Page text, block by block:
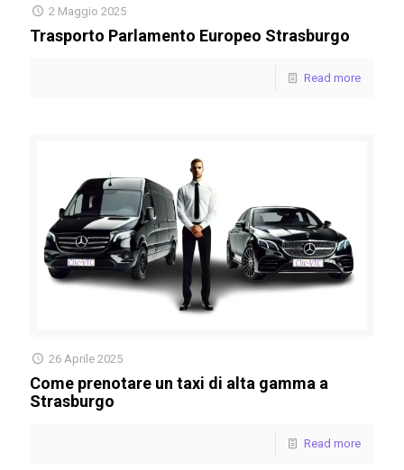
2 Maggio 2025
Trasporto Parlamento Europeo Strasburgo
Read more
26 Aprile 2025
Come prenotare un taxi di alta gamma a
Strasburgo
Read more